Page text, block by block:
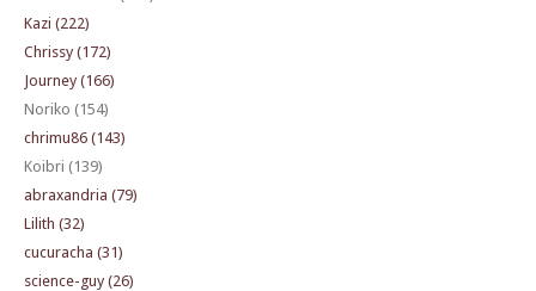
Kazi (222)
Chrissy (172)
Journey (166)
Noriko (154)
chrimu86 (143)
Koibri (139)
abraxandria (79)
Lilith (32)
cucuracha (31)
science-guy (26)